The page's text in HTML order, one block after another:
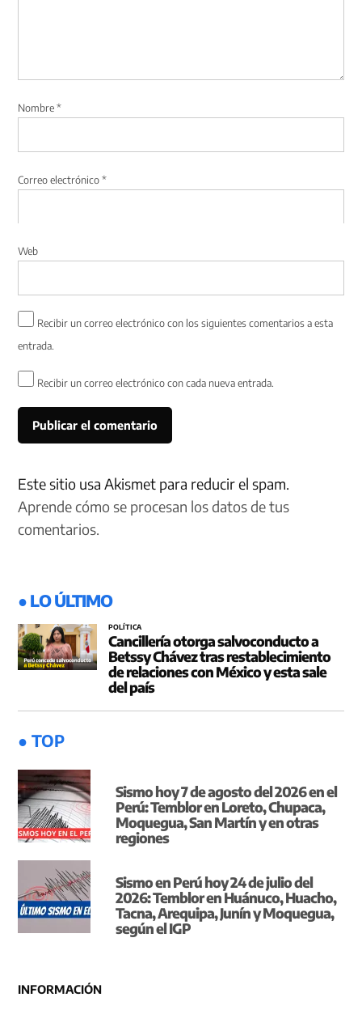
Nombre*
Correo electrónico*
Web
Recibir un correo electrónico con los siguientes comentarios a esta
entrada.
Recibir un correo electrónico con cada nueva entrada.
Este sitio usa Akismet para reducir el spam.
Aprende cómo se procesan los datos de tus
comentarios.
● LO ÚLTIMO
POLÍTICA
Cancillería otorga salvoconducto a
Betssy Chávez tras restablecimiento
de relaciones con México y esta sale
del país
● TOP
Sismo hoy 7 de agosto del 2026 en el
Perú: Temblor en Loreto, Chupaca,
Moquegua, San Martín y en otras
regiones
Sismo en Perú hoy 24 de julio del
2026: Temblor en Huánuco, Huacho,
Tacna, Arequipa, Junín y Moquegua,
según el IGP
INFORMACIÓN